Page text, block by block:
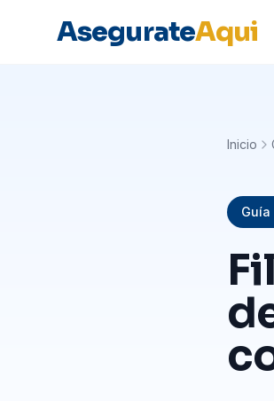
AsegurateAqui
Inicio
Guía